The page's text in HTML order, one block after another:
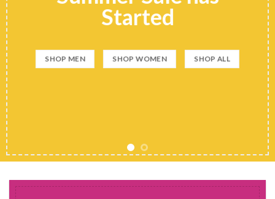
Started
SHOP MEN SHOP WOMEN SHOP ALL